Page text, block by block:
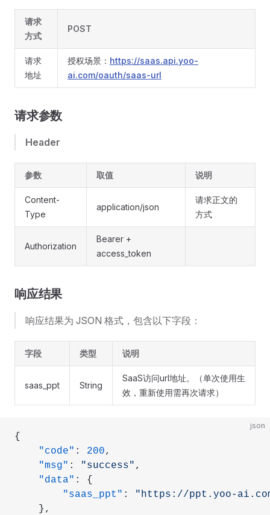
请求
方式
POST
请求
地址
授权场景： https://saas.api.yoo-
ai.com/oauth/saas-url
请求参数
Header
参数 取值 说明
Content-
Type
application/json
请求正文的
方式
Authorization
Bearer +
access_token
响应结果
响应结果为 JSON 格式，包含以下字段：
字段 类型 说明
saas_ppt String
SaaS访问url地址。（单次使用生
效，重新使用需再次请求）
json
{
    "code"
: 200,
    "msg"
: "success" ,
    "data"
: {
        "saas_ppt"
:
"https://ppt.yoo-
    },